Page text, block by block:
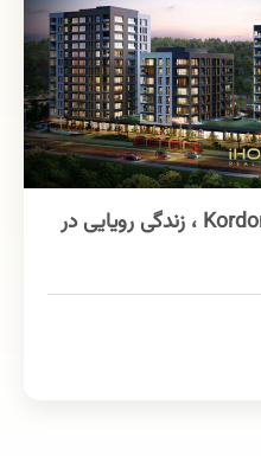
کوردون استانبول Kordon Istanbul ، زندگی رویایی در